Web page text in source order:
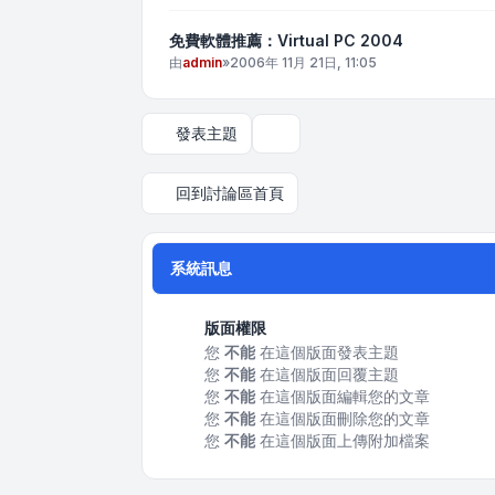
免費軟體推薦：Virtual PC 2004
由admin»2006年 11月 21日, 11:05
發表主題
回到討論區首頁
系統訊息
版面權限
您 不能在這個版面發表主題
您 不能在這個版面回覆主題
您 不能在這個版面編輯您的文章
您 不能在這個版面刪除您的文章
您 不能在這個版面上傳附加檔案